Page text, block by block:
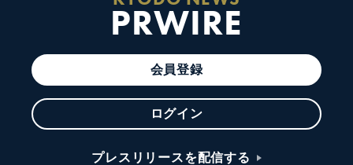
PRWIRE
会員登録
ログイン
プレスリリースを配信する